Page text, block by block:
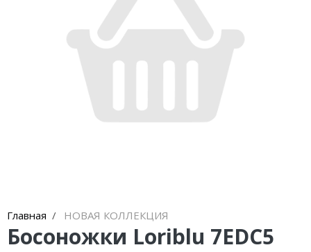
Главная НОВАЯ КОЛЛЕКЦИЯ
Босоножки Loriblu 7EDC5
Полусапоги
Сандалии
Угги